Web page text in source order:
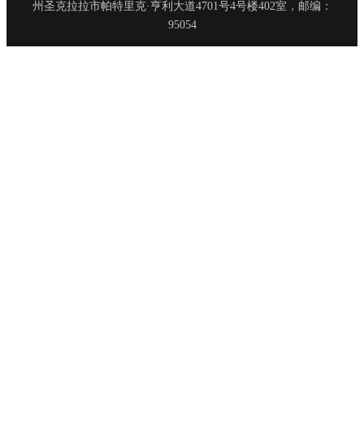
州圣克拉拉市帕特里克·亨利大道4701号4号楼402室，邮编：
95054